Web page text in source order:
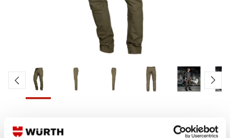
Skaityti produkto aprašymą